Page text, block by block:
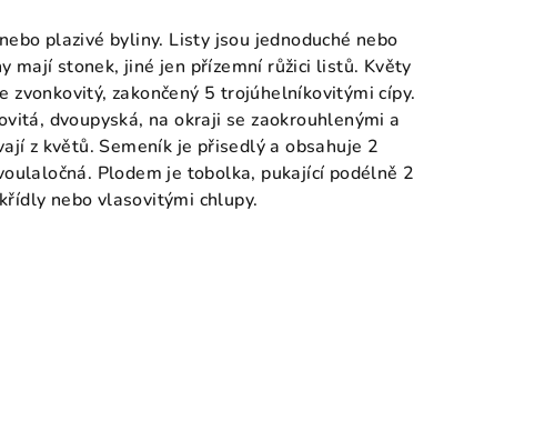
plazivé byliny. Listy jsou jednoduché nebo
mají stonek, jiné jen přízemní růžici listů. Květy
zvonkovitý, zakončený 5 trojúhelníkovitými cípy.
dvoupyská, na okraji se zaokrouhlenými a
z květů. Semeník je přisedlý a obsahuje 2
Plodem je tobolka, pukající podélně 2
nebo vlasovitými chlupy.